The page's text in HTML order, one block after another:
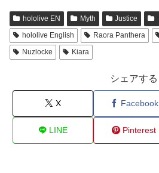
hololive EN Myth Justice
hololive English
Raora Panthera
Nuzlocke
Kiara
シェアする
X Facebook
LINE Pinterest